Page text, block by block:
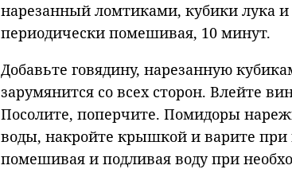
нарезанный ломтиками, кубики лука
периодически помешивая, 10 минут.
Добавьте говядину, нарезанную
зарумянится со всех сторон. Влейте
Посолите, поперчите. Помидоры
воды, накройте крышкой и варите
помешивая и подливая воду при